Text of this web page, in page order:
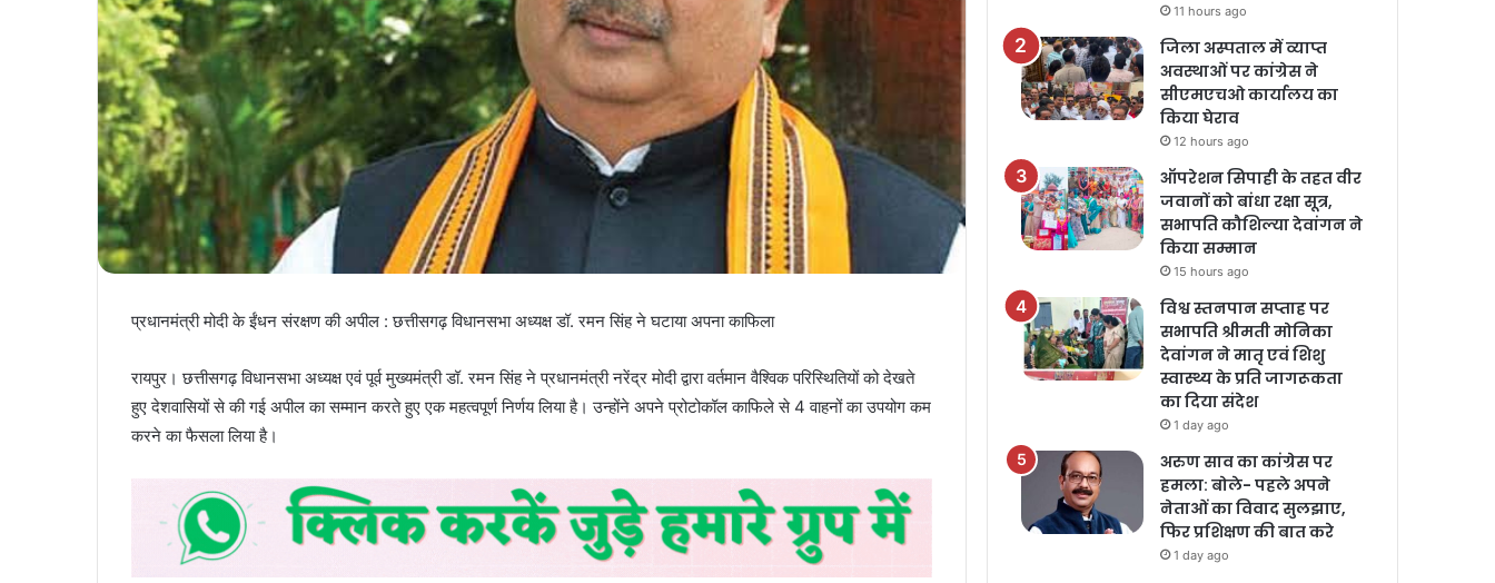
प्रधानमंत्री मोदी के ईंधन संरक्षण की अपील : छत्तीसगढ़ विधानसभा अध्यक्ष डॉ. रमन सिंह ने घटाया अपना काफिला
रायपुर। छत्तीसगढ़ विधानसभा अध्यक्ष एवं पूर्व मुख्यमंत्री डॉ. रमन सिंह ने प्रधानमंत्री नरेंद्र मोदी द्वारा वर्तमान वैश्विक परिस्थितियों को देखते
हुए देशवासियों से की गई अपील का सम्मान करते हुए एक महत्वपूर्ण निर्णय लिया है। उन्होंने अपने प्रोटोकॉल काफिले से 4 वाहनों का उपयोग कम
करने का फैसला लिया है।
11 hours ago
जिला अस्पताल में व्याप्त
अवस्थाओं पर कांग्रेस ने
सीएमएचओ कार्यालय का
किया घेराव
12 hours ago
ऑपरेशन सिपाही के तहत वीर
जवानों को बांधा रक्षा सूत्र,
सभापति कौशिल्या देवांगन ने
किया सम्मान
15 hours ago
विश्व स्तनपान सप्ताह पर
सभापति श्रीमती मोनिका
देवांगन ने मातृ एवं शिशु
स्वास्थ्य के प्रति जागरूकता
का दिया संदेश
1 day ago
अरुण साव का कांग्रेस पर
हमला: बोले- पहले अपने
नेताओं का विवाद सुलझाए,
फिर प्रशिक्षण की बात करे
1 day ago